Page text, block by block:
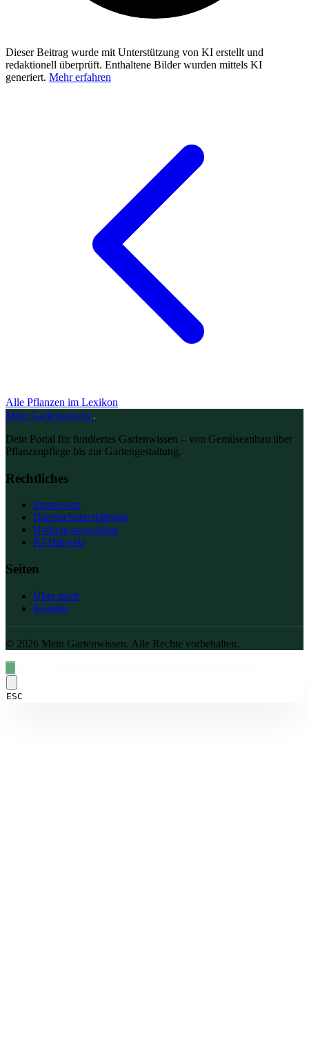
Dieser Beitrag wurde mit Unterstützung von KI erstellt und
redaktionell überprüft. Enthaltene Bilder wurden mittels KI
generiert. Mehr erfahren
Alle Pflanzen im Lexikon
Mein Gartenwissen .
Dein Portal für fundiertes Gartenwissen – von Gemüseanbau über
Pflanzenpflege bis zur Gartengestaltung.
Rechtliches
Impressum
Datenschutzerklärung
Haftungsausschluss
KI-Hinweis
Seiten
Über mich
Kontakt
© 2026 Mein Gartenwissen. Alle Rechte vorbehalten.
ESC